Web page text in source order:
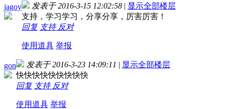
jagoy 发表于 2016-3-15 12:02:58 | 显示全部楼层
支持，学习学习，分享分享，厉害厉害！
回复 支持 反对
使用道具 举报
gon 发表于 2016-3-23 14:09:11 | 显示全部楼层
快快快快快快快快快
回复 支持 反对
使用道具 举报